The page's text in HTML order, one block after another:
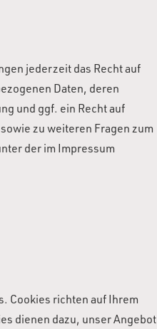
jederzeit das Recht auf
Daten, deren
und ggf. ein Recht auf
zu weiteren Fragen zum
der im Impressum
Cookies richten auf Ihrem
dienen dazu, unser Angebot